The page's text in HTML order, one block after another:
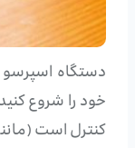
دستگاه
خود را شروع
کنترل است